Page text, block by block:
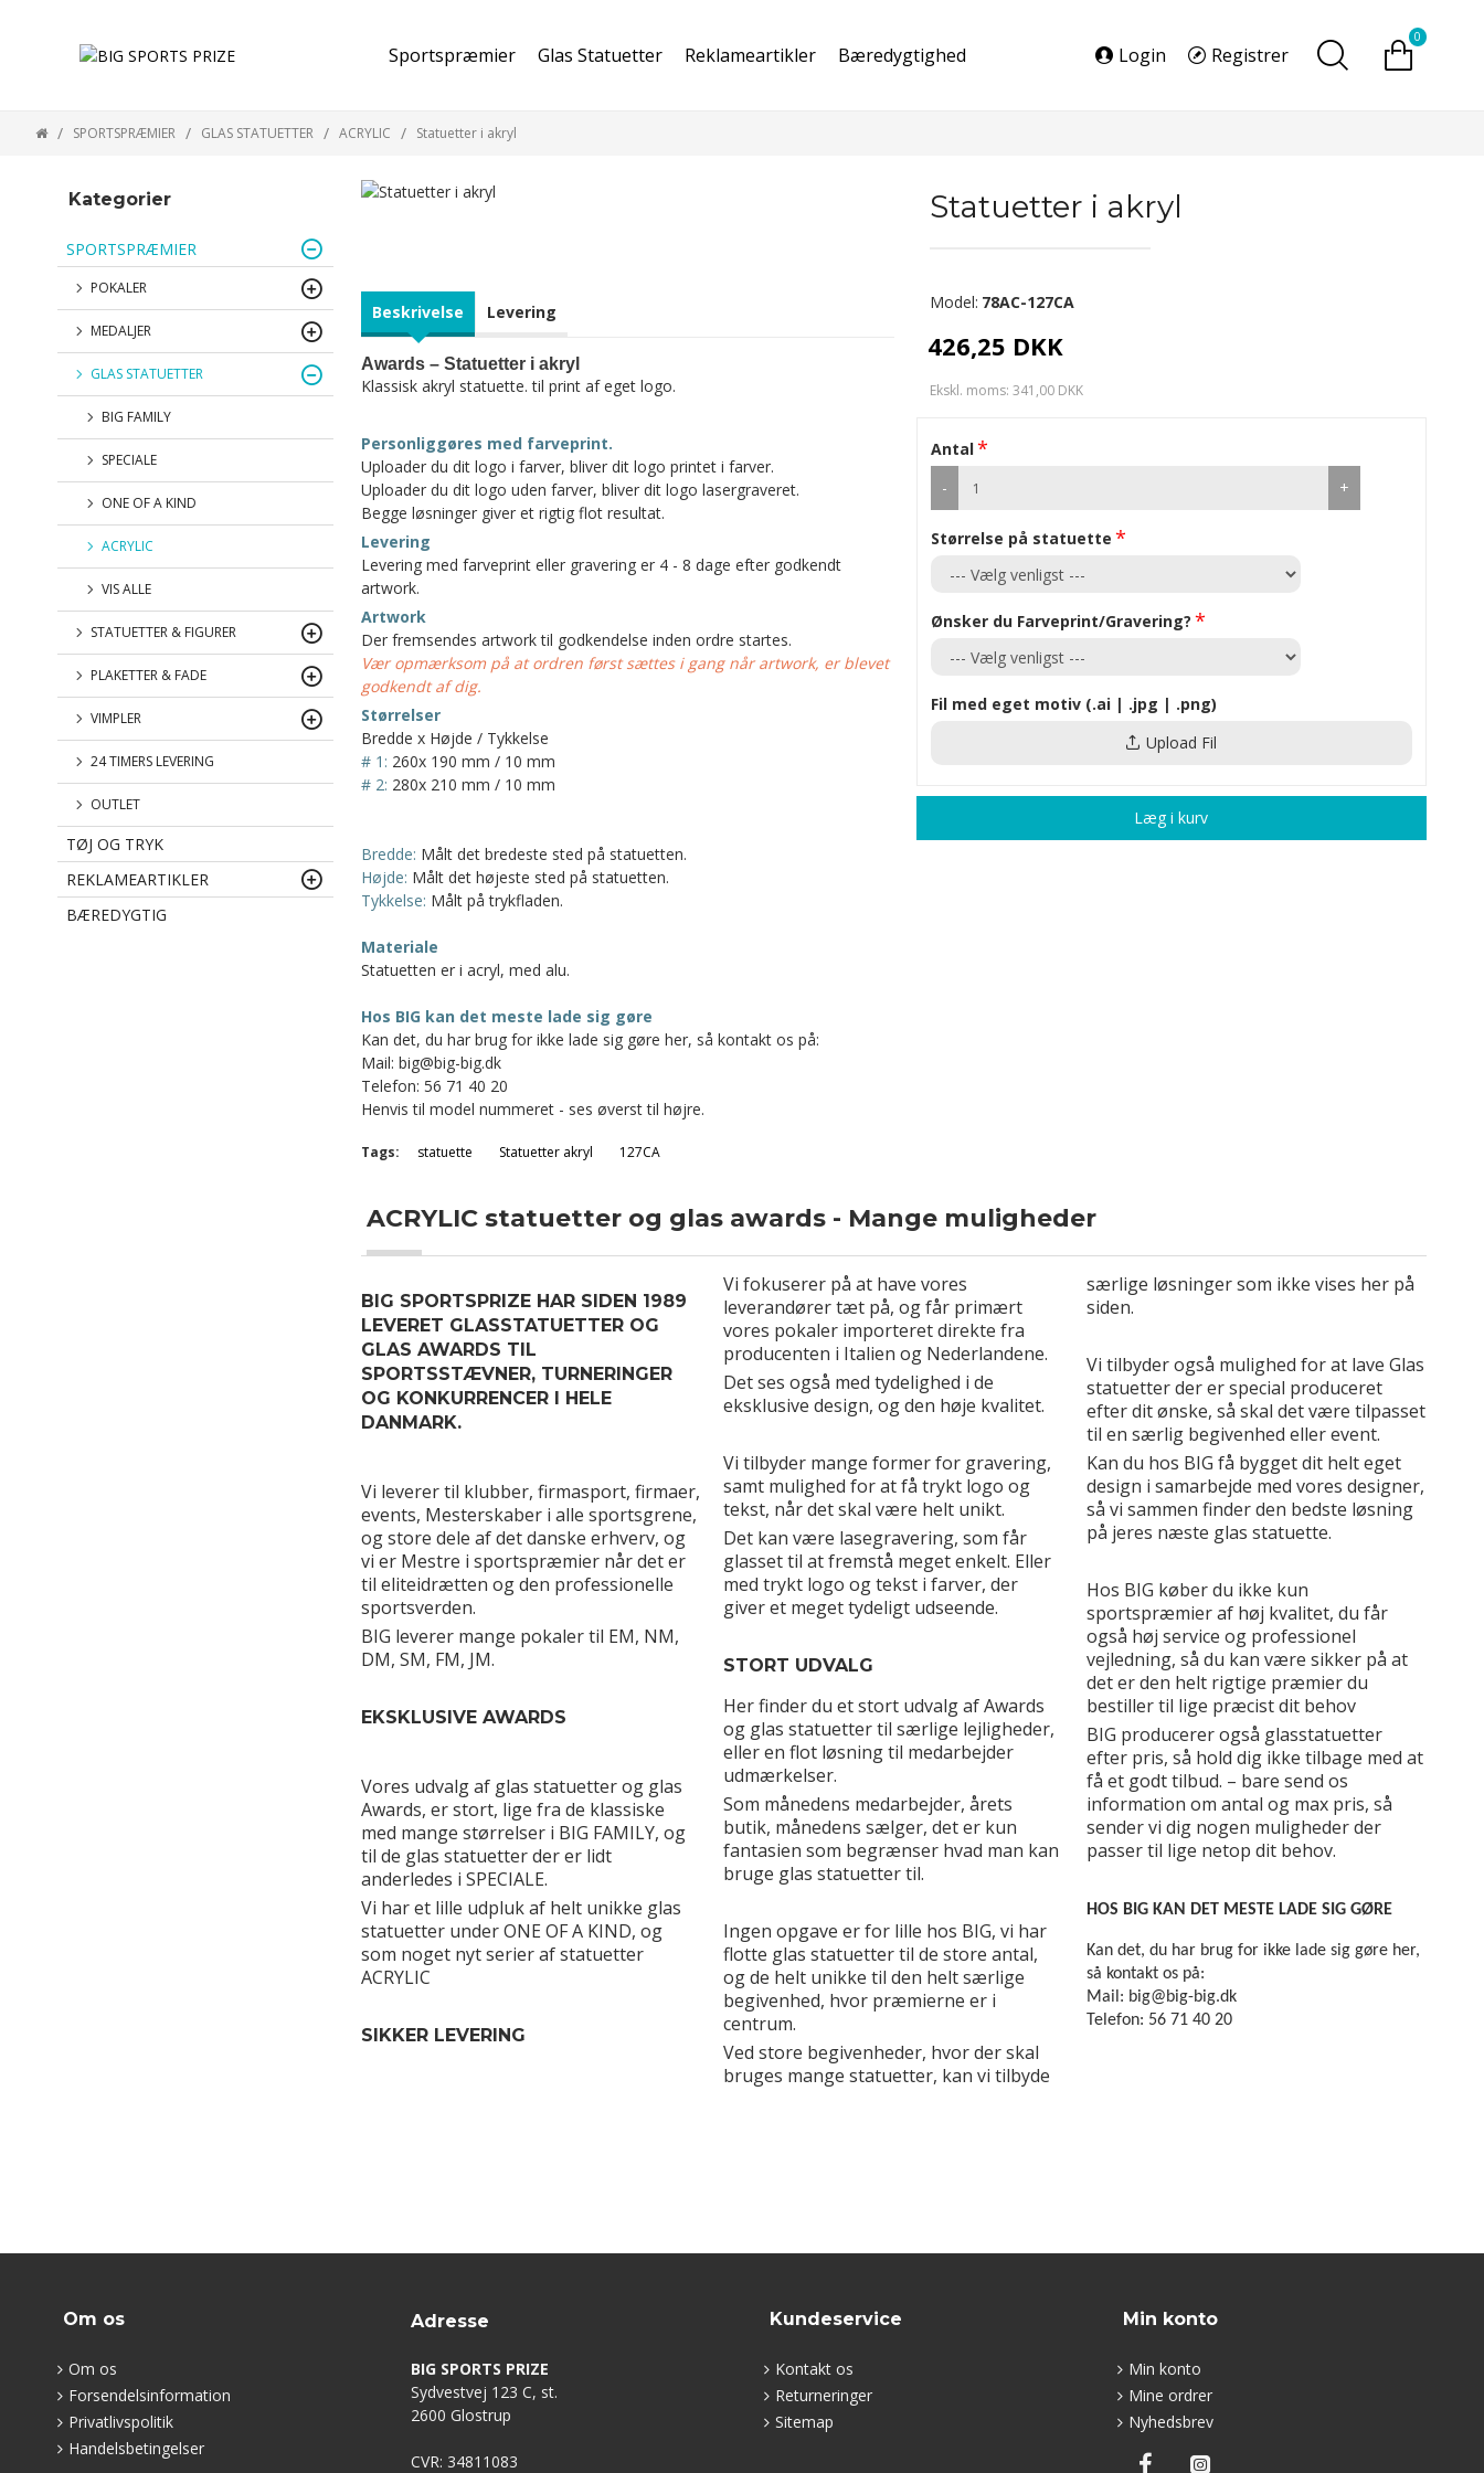
Sportspræmier Glas Statuetter Reklameartikler Bæredygtighed Login Registrer
0
SPORTSPRÆMIER GLAS STATUETTER ACRYLIC Statuetter i akryl
Kategorier
SPORTSPRÆMIER
POKALER
MEDALJER
GLAS STATUETTER
BIG FAMILY
SPECIALE
ONE OF A KIND
ACRYLIC
VIS ALLE
STATUETTER & FIGURER
PLAKETTER & FADE
VIMPLER
24 TIMERS LEVERING
OUTLET
TØJ OG TRYK
REKLAMEARTIKLER
BÆREDYGTIG
Beskrivelse Levering
Awards – Statuetter i akryl
Klassisk akryl statuette. til print af eget logo.
Personliggøres med farveprint.
Uploader du dit logo i farver, bliver dit logo printet i farver.
Uploader du dit logo uden farver, bliver dit logo lasergraveret.
Begge løsninger giver et rigtig flot resultat.
Levering
Levering med farveprint eller gravering er 4 - 8 dage efter godkendt
artwork.
Artwork
Der fremsendes artwork til godkendelse inden ordre startes.
Vær opmærksom på at ordren først sættes i gang når artwork, er blevet
godkendt af dig.
Størrelser
Bredde x Højde / Tykkelse
# 1: 260x 190 mm / 10 mm
# 2: 280x 210 mm / 10 mm
Bredde: Målt det bredeste sted på statuetten.
Højde: Målt det højeste sted på statuetten.
Tykkelse: Målt på trykfladen.
Materiale
Statuetten er i acryl, med alu.
Hos BIG kan det meste lade sig gøre
Kan det, du har brug for ikke lade sig gøre her, så kontakt os på:
Mail: big@big-big.dk
Telefon: 56 71 40 20
Henvis til model nummeret - ses øverst til højre.
Statuetter i akryl
426,25 DKK
Ekskl. moms: 341,00 DKK
Model: 78AC-127CA
Antal
-
+
Størrelse på statuette
Ønsker du Farveprint/Gravering?
Fil med eget motiv (.ai | .jpg | .png)
Upload Fil
Læg i kurv
Tags: statuette Statuetter akryl 127CA
ACRYLIC statuetter og glas awards - Mange muligheder
BIG SPORTSPRIZE HAR SIDEN 1989
LEVERET GLASSTATUETTER OG
GLAS AWARDS TIL
SPORTSSTÆVNER, TURNERINGER
OG KONKURRENCER I HELE
DANMARK.
Vi leverer til klubber, firmasport, firmaer,
events, Mesterskaber i alle sportsgrene,
og store dele af det danske erhverv, og
vi er Mestre i sportspræmier når det er
til eliteidrætten og den professionelle
sportsverden.
BIG leverer mange pokaler til EM, NM,
DM, SM, FM, JM.
EKSKLUSIVE AWARDS
Vores udvalg af glas statuetter og glas
Awards, er stort, lige fra de klassiske
med mange størrelser i BIG FAMILY, og
til de glas statuetter der er lidt
anderledes i SPECIALE.
Vi har et lille udpluk af helt unikke glas
statuetter under ONE OF A KIND, og
som noget nyt serier af statuetter
ACRYLIC
SIKKER LEVERING
Vi fokuserer på at have vores
leverandører tæt på, og får primært
vores pokaler importeret direkte fra
producenten i Italien og Nederlandene.
Det ses også med tydelighed i de
eksklusive design, og den høje kvalitet.
Vi tilbyder mange former for gravering,
samt mulighed for at få trykt logo og
tekst, når det skal være helt unikt.
Det kan være lasegravering, som får
glasset til at fremstå meget enkelt. Eller
med trykt logo og tekst i farver, der
giver et meget tydeligt udseende.
STORT UDVALG
Her finder du et stort udvalg af Awards
og glas statuetter til særlige lejligheder,
eller en flot løsning til medarbejder
udmærkelser.
Som månedens medarbejder, årets
butik, månedens sælger, det er kun
fantasien som begrænser hvad man kan
bruge glas statuetter til.
Ingen opgave er for lille hos BIG, vi har
flotte glas statuetter til de store antal,
og de helt unikke til den helt særlige
begivenhed, hvor præmierne er i
centrum.
Ved store begivenheder, hvor der skal
bruges mange statuetter, kan vi tilbyde
særlige løsninger som ikke vises her på
siden.
Vi tilbyder også mulighed for at lave Glas
statuetter der er special produceret
efter dit ønske, så skal det være tilpasset
til en særlig begivenhed eller event.
Kan du hos BIG få bygget dit helt eget
design i samarbejde med vores designer,
så vi sammen finder den bedste løsning
på jeres næste glas statuette.
Hos BIG køber du ikke kun
sportspræmier af høj kvalitet, du får
også høj service og professionel
vejledning, så du kan være sikker på at
det er den helt rigtige præmier du
bestiller til lige præcist dit behov
BIG producerer også glasstatuetter
efter pris, så hold dig ikke tilbage med at
få et godt tilbud. – bare send os
information om antal og max pris, så
sender vi dig nogen muligheder der
passer til lige netop dit behov.
HOS BIG KAN DET MESTE LADE SIG GØRE
Kan det, du har brug for ikke lade sig gøre her,
så kontakt os på:
Mail: big@big-big.dk
Telefon: 56 71 40 20
Om os
Om os
Forsendelsinformation
Privatlivspolitik
Handelsbetingelser
Adresse
BIG SPORTS PRIZE
Sydvestvej 123 C, st.
2600 Glostrup
CVR: 34811083
Kundeservice
Kontakt os
Returneringer
Sitemap
Min konto
Min konto
Mine ordrer
Nyhedsbrev